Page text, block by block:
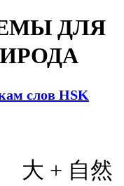
ДЛЯ
слов HSK
大 + 自然